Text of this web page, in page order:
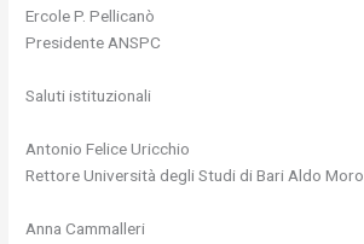
Ercole P. Pellicanò
Presidente ANSPC
Saluti istituzionali
Antonio Felice Uricchio
Rettore Università degli Studi di Bari Aldo Moro
Anna Cammalleri